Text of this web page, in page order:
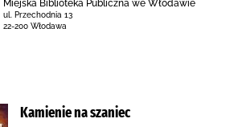
Miejska Biblioteka Publiczna we Włodawie
ul. Przechodnia 13
22-200 Włodawa
Kamienie na szaniec